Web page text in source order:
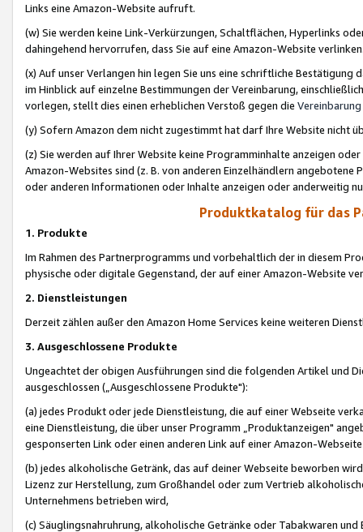
Links eine Amazon-Website aufruft.
(w) Sie werden keine Link-Verkürzungen, Schaltflächen, Hyperlinks
dahingehend hervorrufen, dass Sie auf eine Amazon-Website
(x) Auf unser Verlangen hin legen Sie uns eine schriftliche
im Hinblick auf einzelne Bestimmungen der Vereinbarung,
vorlegen, stellt dies einen erheblichen Verstoß gegen die Vereinbarung
(y) Sofern Amazon dem nicht zugestimmt hat darf Ihre Website nicht
(z) Sie werden auf Ihrer Website keine Programminhalte anzeigen
Amazon-Websites sind (z. B. von anderen Einzelhändlern
oder anderen Informationen oder Inhalte anzeigen oder anderweitig
Produktkatalog für das
1. Produkte
Im Rahmen des Partnerprogramms und vorbehaltlich der in diesem
physische oder digitale Gegenstand, der auf einer Amazon-Website
2. Dienstleistungen
Derzeit zählen außer den Amazon Home Services keine weiteren
3. Ausgeschlossene Produkte
Ungeachtet der obigen Ausführungen sind die folgenden Artikel und
ausgeschlossen („Ausgeschlossene Produkte"):
(a) jedes Produkt oder jede Dienstleistung, die auf einer Webseite
eine Dienstleistung, die über unser Programm „Produktanzeigen"
gesponserten Link oder einen anderen Link auf einer Amazon-
(b) jedes alkoholische Getränk, das auf deiner Webseite beworben
Lizenz zur Herstellung, zum Großhandel oder zum Vertrieb
Unternehmens betrieben wird,
(c) Säuglingsnahruhrung, alkoholische Getränke oder Tabakwaren